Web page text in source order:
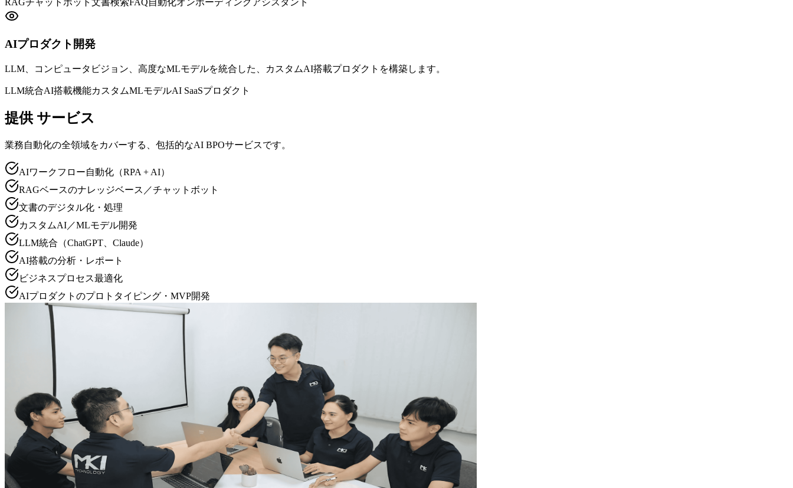
RAGチャットボット 文書検索FAQ自動化オンボーディングアシスタント
AIプロダクト開発
LLM、コンピュータビジョン、高度なMLモデルを統合した、カスタムAI搭載プロダクトを構築します。
LLM統合AI搭載機能カスタムMLモデルAI SaaSプロダクト
提供 サービス
業務自動化の全領域をカバーする、包括的なAI BPOサービスです。
AIワークフロー自動化（RPA + AI）
RAGベースのナレッジベース／チャットボット
文書のデジタル化・処理
カスタムAI／MLモデル開発
LLM統合（ChatGPT、Claude）
AI搭載の分析・レポート
ビジネスプロセス最適化
AIプロダクトのプロトタイピング・MVP開発